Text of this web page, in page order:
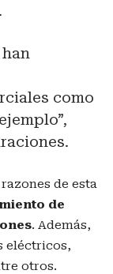
como
de esta
de
. Además,
eléctricos,
otros.